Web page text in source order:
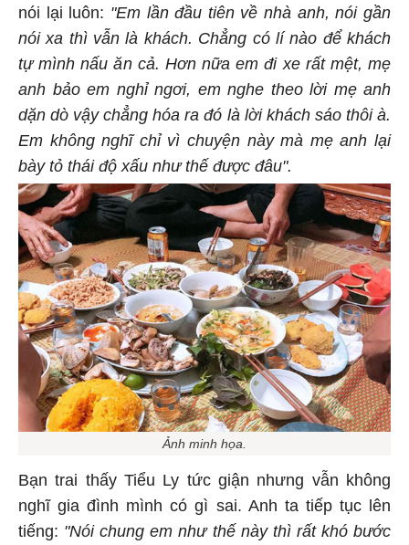
nói lại luôn: "Em lần đầu tiên về nhà anh, nói gần
nói xa thì vẫn là khách. Chẳng có lí nào để khách
tự mình nấu ăn cả. Hơn nữa em đi xe rất mệt, mẹ
anh bảo em nghỉ ngơi, em nghe theo lời mẹ anh
dặn dò vậy chẳng hóa ra đó là lời khách sáo thôi à.
Em không nghĩ chỉ vì chuyện này mà mẹ anh lại
bày tỏ thái độ xấu như thế được đâu".
Ảnh minh họa.
Bạn trai thấy Tiểu Ly tức giận nhưng vẫn không
nghĩ gia đình mình có gì sai. Anh ta tiếp tục lên
tiếng: "Nói chung em như thế này thì rất khó bước